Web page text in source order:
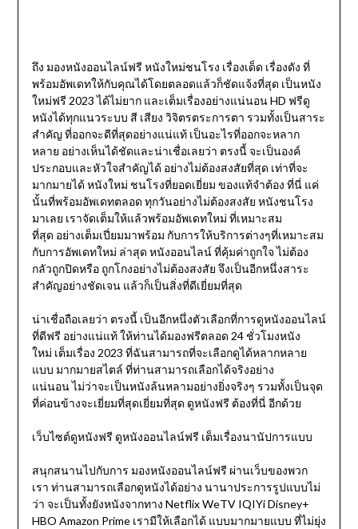
ถึง มองหนังออนไลน์ฟรี หนังใหม่ชนโรง เรื่องเด็ด เรื่องดัง ที่
พร้อมอัพเดทให้กับคุณได้โดยตลอดแล้วก็ชัดแจ้งที่สุด เป็นหนัง
ใหม่ฟรี 2023 ได้ไม่ยาก และเต็มเรื่องอย่างแน่นอน HD ฟรีดู
หนังได้ทุกแนวระบบ สี เสียง วิจิตรตระการตา รวมทั้งเป็นสาระ
สำคัญ ที่ออกจะดีที่สุดอย่างแน่แท้ เป็นอะไรที่ออกจะหลาก
หลาย อย่างเห็นได้ชัดและน่าเชื่อเลยว่า ตรงนี้ จะเป็นองค์
ประกอบและหัวใจสำคัญได้ อย่างไม่ต้องสงสัยที่สุด เท่าที่จะ
มากมายได้ หนังใหม่ ชนโรงที่ยอดเยี่ยม ของแท้จำต้อง ที่นี่ แค่
นั้นที่พร้อมอัพเดทตลอด ทุกวันอย่างไม่ต้องสงสัย หนังชนโรง
มาเลย เราจัดเต็มให้แล้วพร้อมอัพเดทใหม่ ที่เหมาะสม
ที่สุด อย่างเต็มเปี่ยมมาพร้อม กับการให้บริการต่างๆที่เหมาะสม
กับการอัพเดทใหม่ ล่าสุด หนังออนไลน์ ที่คุ้มค่าถูกใจ ไม่ต้อง
กลัวถูกปิดหรือ ถูกโกงอย่างไม่ต้องสงสัย จึงเป็นอีกหนึ่งสาระ
สำคัญอย่างชัดเจน แล้วก็เป็นสิ่งที่ดีเยี่ยมที่สุด
น่าเชื่อถือเลยว่า ตรงนี้ เป็นอีกหนึ่งตัวเลือกที่การดูหนังออนไลน์
ที่ดีฟรี อย่างแน่แท้ ให้ท่านได้มองฟรีตลอด 24 ชั่วโมงหนัง
ใหม่ เต็มเรื่อง 2023 ที่ฉันสามารถที่จะเลือกดูได้หลากหลาย
แบบ มากมายสไตล์ ที่ท่านสามารถเลือกได้จริงอย่าง
แน่นอน ไม่ว่าจะเป็นหนังล้นหลามอย่างยิ่งจริงๆ รวมทั้งเป็นจุด
ที่ค่อนข้างจะเยี่ยมที่สุดเยี่ยมที่สุด ดูหนังฟรี ต้องที่นี่ อีกด้วย
เว็บไซต์ดูหนังฟรี ดูหนังออนไลน์ฟรี เต็มเรื่องนานัปการแบบ
สนุกสนานไปกับการ มองหนังออนไลน์ฟรี ผ่านเว็บของพวก
เรา ท่านสามารถเลือกดูหนังได้อย่าง นานาประการรูปแบบไม่
ว่า จะเป็นทั้งยังหนังจากทาง Netflix WeTV IQIYi Disney+
HBO Amazon Prime เรามีให้เลือกได้ แบบมากมายแบบ ที่ไม่ยุ่ง